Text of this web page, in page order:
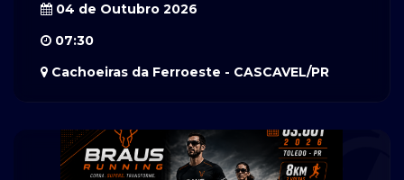
04 de Outubro 2026
07:30
Cachoeiras da Ferroeste - CASCAVEL/PR